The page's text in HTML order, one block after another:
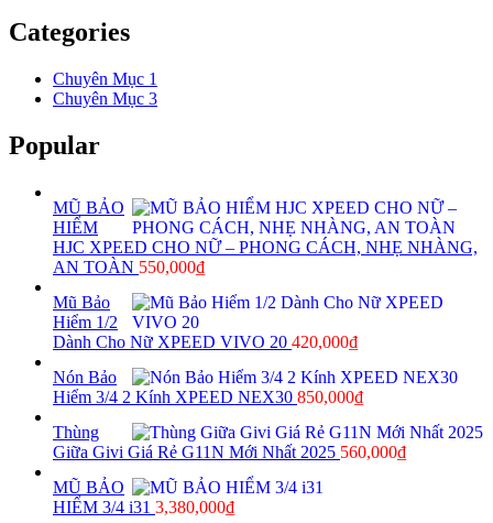
Categories
Chuyên Mục 1
Chuyên Mục 3
Popular
MŨ BẢO
HIỂM
HJC XPEED CHO NỮ – PHONG CÁCH, NHẸ NHÀNG,
AN TOÀN 550,000₫
Mũ Bảo
Hiểm 1/2
Dành Cho Nữ XPEED VIVO 20 420,000₫
Nón Bảo
Hiểm 3/4 2 Kính XPEED NEX30 850,000₫
Thùng
Giữa Givi Giá Rẻ G11N Mới Nhất 2025 560,000₫
MŨ BẢO
HIỂM 3/4 i31 3,380,000₫